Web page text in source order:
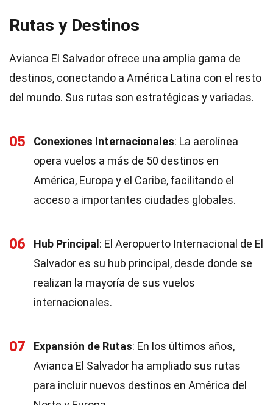
Rutas y Destinos
Avianca El Salvador ofrece una amplia gama de
destinos, conectando a América Latina con el resto
del mundo. Sus rutas son estratégicas y variadas.
05 Conexiones Internacionales: La aerolínea
opera vuelos a más de 50 destinos en
América, Europa y el Caribe, facilitando el
acceso a importantes ciudades globales.
06 Hub Principal : El Aeropuerto Internacional de El
Salvador es su hub principal, desde donde se
realizan la mayoría de sus vuelos
internacionales.
07 Expansión de Rutas: En los últimos años,
Avianca El Salvador ha ampliado sus rutas
para incluir nuevos destinos en América del